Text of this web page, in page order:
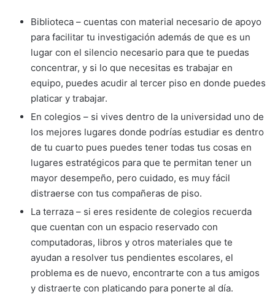
Biblioteca – cuentas con material necesario de apoyo
para facilitar tu investigación además de que es un
lugar con el silencio necesario para que te puedas
concentrar, y si lo que necesitas es trabajar en
equipo, puedes acudir al tercer piso en donde puedes
platicar y trabajar.
En colegios – si vives dentro de la universidad uno de
los mejores lugares donde podrías estudiar es dentro
de tu cuarto pues puedes tener todas tus cosas en
lugares estratégicos para que te permitan tener un
mayor desempeño, pero cuidado, es muy fácil
distraerse con tus compañeras de piso.
La terraza – si eres residente de colegios recuerda
que cuentan con un espacio reservado con
computadoras, libros y otros materiales que te
ayudan a resolver tus pendientes escolares, el
problema es de nuevo, encontrarte con a tus amigos
y distraerte con platicando para ponerte al día.